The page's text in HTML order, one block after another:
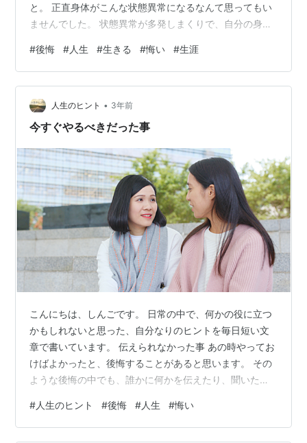
と。 正直身体がこんな状態異常になるなんて思ってもい
ませんでした。 状態異常が多発しまくりで、自分の身体
このしんどい身体にいなければならないんだろう？ 自問
自答しながらなんとか必死に生存しております。 最近知
っている人が亡くなりました。 お亡くなりになる数日前
には話もしたのですが、突然の訃報でした。 ああ、人っ
て死ぬんだな。 という当たり前の感想しかなかったので
#後悔 #人生 #生きる #悔い #生涯
人生のヒント • 3年前
今すぐやるべきだった事
こんにちは、しんごです。 日常の中で、何かの役に立つ
かもしれないと思った、自分なりのヒントを毎日短い文
章で書いています。 伝えられなかった事 あの時やってお
けばよかったと、後悔することがあると思います。 その
ような後悔の中でも、誰かに何かを伝えたり、聞いたり
思います。 普段から気を付けているつもりでも、後悔し
てしまうような出来事が起こるという事は、もう少し心
#人生のヒント #後悔 #人生 #悔い